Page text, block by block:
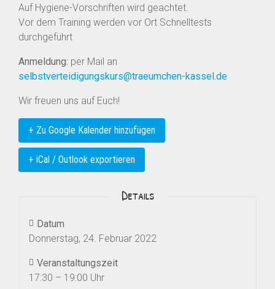
Auf Hygiene-Vorschriften wird geachtet.
Vor dem Training werden vor Ort Schnelltests
durchgeführt
Anmeldung: per Mail an
selbstverteidigungskurs@traeumchen-kassel.de
Wir freuen uns auf Euch!
+ Zu Google Kalender hinzufügen
+ iCal / Outlook exportieren
Details
Datum
Donnerstag, 24. Februar 2022
Veranstaltungszeit
17:30 – 19:00 Uhr